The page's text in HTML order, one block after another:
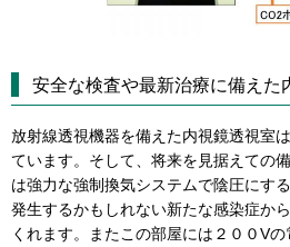
安全な検査や最新治療に備えた
放射線透視機器を備えた内視鏡透視室
ています。そして、将来を見据えての
は強力な強制換気システムで陰圧にす
発生するかもしれない新たな感染症か
くれます。またこの部屋には２００V